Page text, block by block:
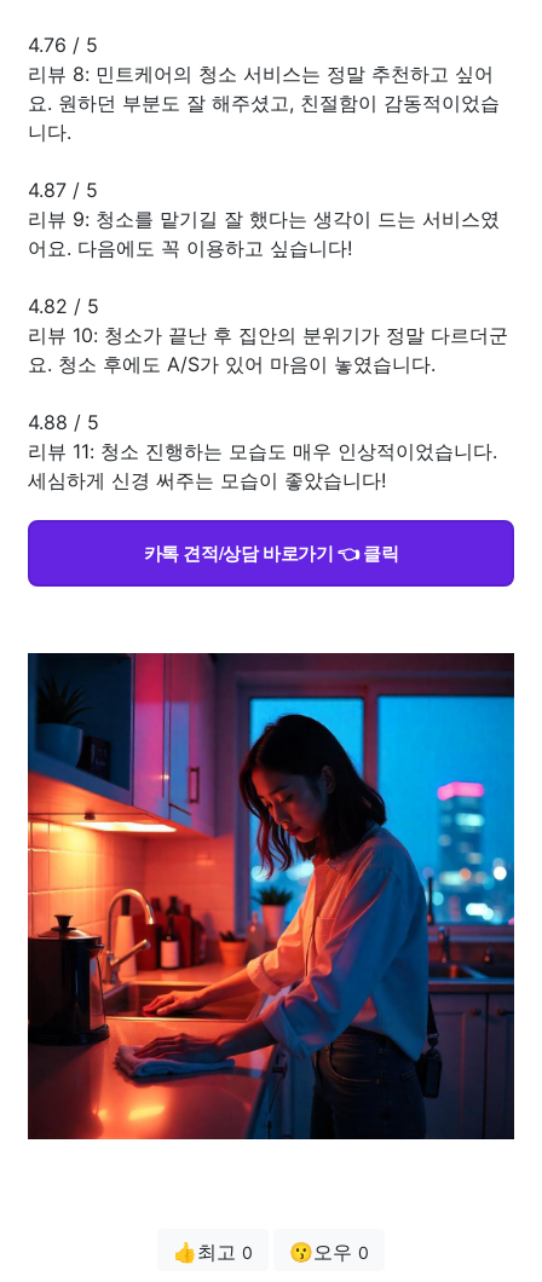
4.76 / 5
리뷰 8: 민트케어의 청소 서비스는 정말 추천하고 싶어
요. 원하던 부분도 잘 해주셨고, 친절함이 감동적이었습
니다.
4.87 / 5
리뷰 9: 청소를 맡기길 잘 했다는 생각이 드는 서비스였
어요. 다음에도 꼭 이용하고 싶습니다!
4.82 / 5
리뷰 10: 청소가 끝난 후 집안의 분위기가 정말 다르더군
요. 청소 후에도 A/S가 있어 마음이 놓였습니다.
4.88 / 5
리뷰 11: 청소 진행하는 모습도 매우 인상적이었습니다.
세심하게 신경 써주는 모습이 좋았습니다!
카톡 견적/상담 바로가기 👈 클릭
👍최고 0 😗오우 0